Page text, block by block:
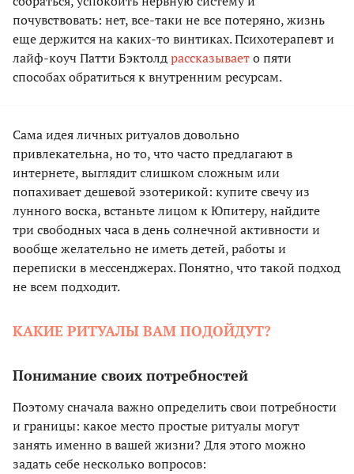
почувствовать: нет, все-таки не все потеряно, жизнь
еще держится на каких-то винтиках. Психотерапевт и
лайф-коуч Патти Бэктолдрассказываето пяти
способах обратиться к внутренним ресурсам.
Сама идея личных ритуалов довольно
привлекательна, но то, что часто предлагают в
интернете, выглядит слишком сложным или
попахивает дешевой эзотерикой: купите свечу из
лунного воска, встаньте лицом к Юпитеру, найдите
три свободных часа в день солнечной активности и
вообще желательно не иметь детей, работы и
переписки в мессенджерах. Понятно, что такой подход
не всем подходит.
КАКИЕ РИТУАЛЫ ВАМ ПОДОЙДУТ?
Понимание своих потребностей
Поэтому сначала важно определить свои потребности
и границы: какое место простые ритуалы могут
занять именно в вашей жизни? Для этого можно
задать себе несколько вопросов: